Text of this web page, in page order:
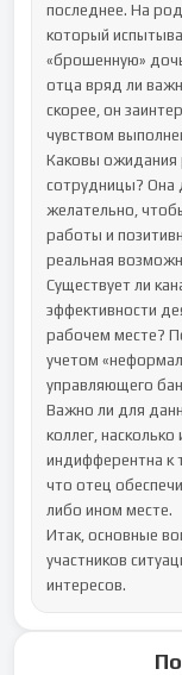
последнее. На
который
«брошенную»
отца вряд ли
скорее, он
чувством
Каковы ожидания
сотрудницы? Она
желательно,
работы и
реальная
Существует ли
эффективности
рабочем месте?
учетом
управляющего
Важно ли для
коллег,
индифферентна к
что отец
либо ином месте.
Итак, основные
участников
интересов.